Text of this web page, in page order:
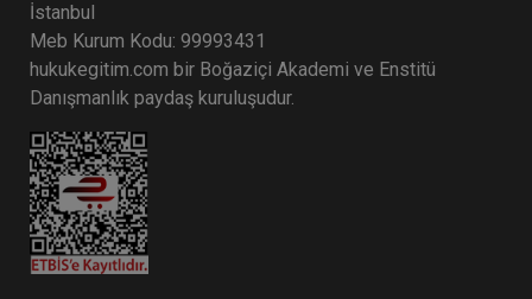
İstanbul
Meb Kurum Kodu: 99993431
hukukegitim.com bir Boğaziçi Akademi ve Enstitü
Danışmanlık paydaş kuruluşudur.